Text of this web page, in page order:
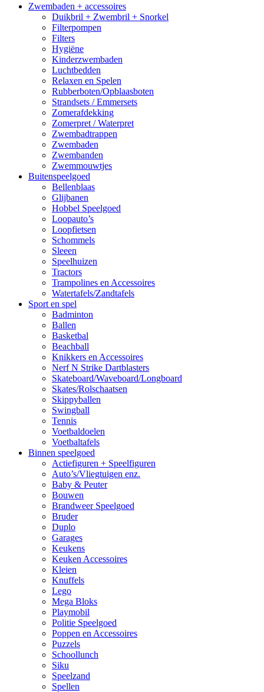
Zwembaden + accessoires
Duikbril + Zwembril + Snorkel
Filterpompen
Filters
Hygiëne
Kinderzwembaden
Luchtbedden
Relaxen en Spelen
Rubberboten/Opblaasboten
Strandsets / Emmersets
Zomerafdekking
Zomerpret / Waterpret
Zwembadtrappen
Zwembaden
Zwembanden
Zwemmouwtjes
Buitenspeelgoed
Bellenblaas
Glijbanen
Hobbel Speelgoed
Loopauto’s
Loopfietsen
Schommels
Sleeen
Speelhuizen
Tractors
Trampolines en Accessoires
Watertafels/Zandtafels
Sport en spel
Badminton
Ballen
Basketbal
Beachball
Knikkers en Accessoires
Nerf N Strike Dartblasters
Skateboard/Waveboard/Longboard
Skates/Rolschaatsen
Skippyballen
Swingball
Tennis
Voetbaldoelen
Voetbaltafels
Binnen speelgoed
Actiefiguren + Speelfiguren
Auto’s/Vliegtuigen enz.
Baby & Peuter
Bouwen
Brandweer Speelgoed
Bruder
Duplo
Garages
Keukens
Keuken Accessoires
Kleien
Knuffels
Lego
Mega Bloks
Playmobil
Politie Speelgoed
Poppen en Accessoires
Puzzels
Schoollunch
Siku
Speelzand
Spellen